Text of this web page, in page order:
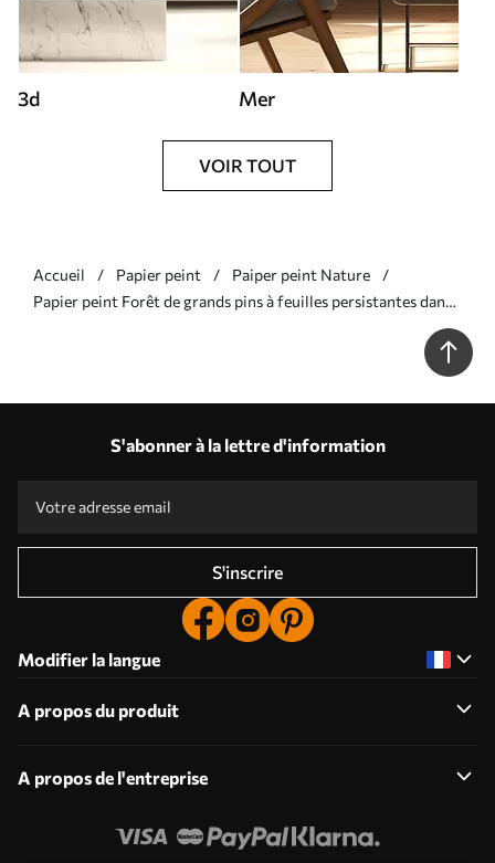
3d Mer
VOIR TOUT
Accueil Papier peint
Paiper peint Nature
Papier peint Forêt de grands pins à feuilles persistantes dans
S'abonner à la lettre d'information
S'inscrire
Modifier la langue
A propos du produit
A propos de l'entreprise